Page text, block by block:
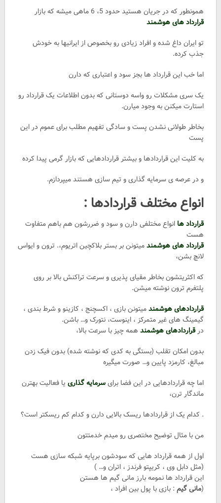
گذاری
در
کدام
پروژه
ها
مناسب
است؟
همونطور که در جریان هستید حدود 5، 6 ماهی میشه که بازار
قرارداد های هوشمند
تو ایران داغ شده و افراد زیادی رو بخصوص از ایرانیها به خودش
جذب کرده.
اما خب این قرارداد ها بجز سود و اعتباری که دارن
یک سری مشکلات رو واسه دوستانی که بدون اطلاعات یک قرارداد رو
استارت میکنن به وجود میارن.
بخاطر طولانی نشدن پست و سادگی تفهیم مطلب برای عموم در این
پست
به کلیت این قراردادها و بیشتر قراردادهایی که بازار گرمی پیدا کرده
و در عرصه ی سرمایه گذاری و تیم سازی هستند میپردازم.
انواع مختلف قراردادها :
قرارداد ها انواع مختلفی دارن و سود و ضررشون هم باهم متفاوت
هست
قرارداد های هوشمندمیتونن بر بستر بلاکچین اتریوم،. ترون و ایواس
لانچ بشن،
که اکثریتشون بخاطر مقیای پذیری و سرعت تراکنش بالا بر روی
پلتفرم ترون نوشته میشن.
قراردادهای هوشمندمیتونن بازی ، اکسچنج ، کازینو و شرط بندی ،
گیمینگ های غیر متمرکز ، اینوست، نتورک و… باشن.
در قراردادهای هوشمندهمه چیز با سرعت بالا،
بدون امکان تقلب (بستگی به کدی که نوشته شده) بدون فیک زدن
مبالغ، کارمزد پایین و… صورت میگیره
اما چه قراردادهایی در این فضا برایسرمایه گذارییا فعالیت بهترن
ماندگار ترن،
. کدام یک از قراردادها ریسک بالایی دارن و کدام کم ریسکتر است؟
من با مثال توضیح مختصری رو میدم خدمتتون
اول از همه قرارداد هایی که سودشون برپایه شبکه سازی هست
(مثل دابل وی ، کریپتو فرندز ، اتران و… )
این قرارداد ها نمومه بارز مانی گیم ها هستن
(مانی گیم: بازی با پول بین افراد ،